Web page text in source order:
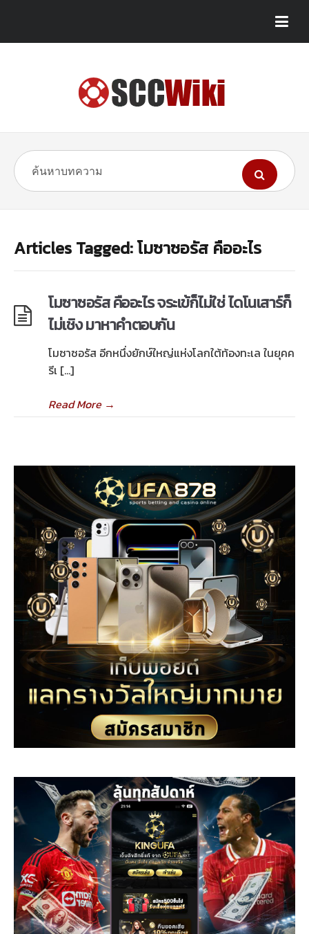
Articles Tagged: โมซาซอรัส คืออะไร
โมซาซอรัส คืออะไร จระเข้ก็ไม่ใช่ ไดโนเสาร์ก็
ไม่เชิง มาหาคำตอบกัน
โมซาซอรัส อีกหนึ่งยักษ์ใหญ่แห่งโลกใต้ท้องทะเล ในยุคค
รีเ […]
Read More→